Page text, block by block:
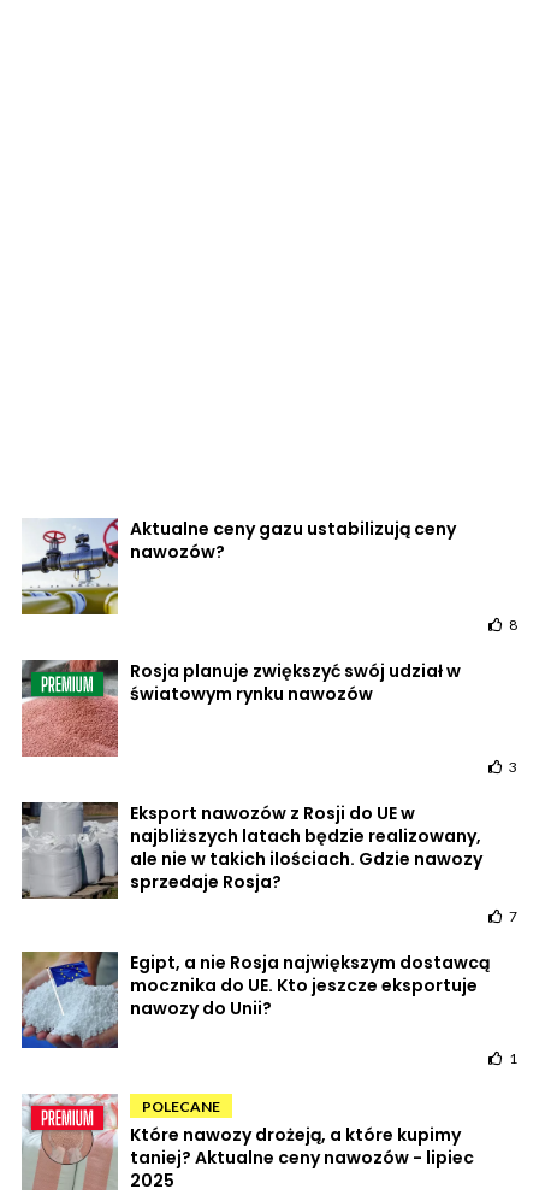
Aktualne ceny gazu ustabilizują ceny
nawozów?
8
Rosja planuje zwiększyć swój udział w
światowym rynku nawozów
3
Eksport nawozów z Rosji do UE w
najbliższych latach będzie realizowany,
ale nie w takich ilościach. Gdzie nawozy
sprzedaje Rosja?
7
Egipt, a nie Rosja największym dostawcą
mocznika do UE. Kto jeszcze eksportuje
nawozy do Unii?
1
POLECANE
Które nawozy drożeją, a które kupimy
taniej? Aktualne ceny nawozów - lipiec
2025